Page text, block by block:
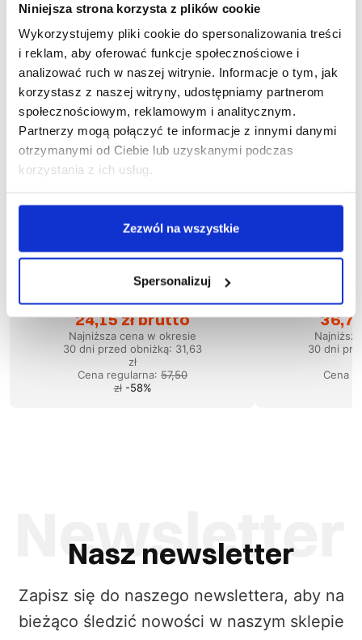
Niniejsza strona korzysta z plików cookie
Wykorzystujemy pliki cookie do spersonalizowania treści
i reklam, aby oferować funkcje społecznościowe i
analizować ruch w naszej witrynie. Informacje o tym, jak
korzystasz z naszej witryny, udostępniamy partnerom
społecznościowym, reklamowym i analitycznym.
Partnerzy mogą połączyć te informacje z innymi danymi
otrzymanymi od Ciebie lub uzyskanymi podczas
korzystania z ich usług.
Zezwól na wszystkie
Spersonalizuj
Wyprzedaż 58%
1-04-040
Bluza PIRAT
24,15 zł brutto
Najniższa cena w okresie
30 dni przed obniżką: 31,63
zł
Cena regularna: 57,50
zł -58%
Wyprzedaż 51
30 dni
Cena
Nasz newsletter
Zapisz się do naszego newslettera, aby na
bieżąco śledzić nowości w naszym sklepie